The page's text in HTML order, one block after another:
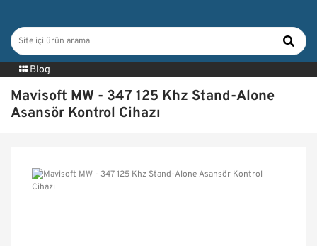
Blog
Mavisoft MW - 347 125 Khz Stand-Alone
Asansör Kontrol Cihazı